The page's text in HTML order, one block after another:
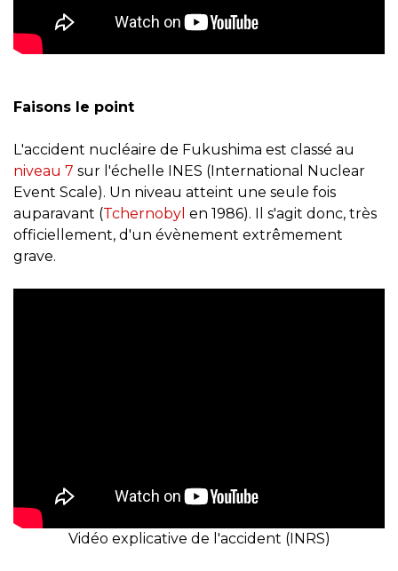
Faisons le point
L'accident nucléaire de Fukushima est classé au
niveau 7 sur l'échelle INES (International Nuclear
Event Scale). Un niveau atteint une seule fois
auparavant (Tchernobyl en 1986). Il s'agit donc, très
officiellement, d'un évènement extrêmement
grave.
Vidéo explicative de l'accident (INRS)